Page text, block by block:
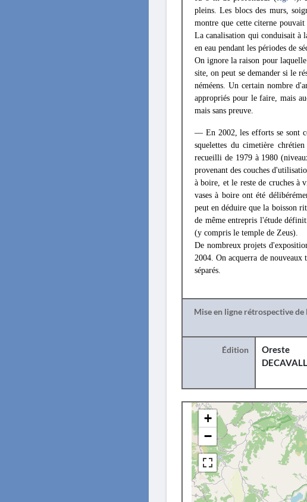
pleins. Les blocs des murs,
montre que cette citerne
La canalisation qui conduisait à
en eau pendant les périodes de
On ignore la raison pour
site, on peut se demander si le
néméens. Un certain nombre
appropriés pour le faire, mais
mais sans preuve.
— En 2002, les efforts se sont
squelettes du cimetière
recueilli de 1979 à 1980
provenant des couches
à boire, et le reste de cruches à
vases à boire ont été
peut en déduire que la boisson
de même entrepris l'étude
(y compris le temple de Zeus).
De nombreux projets
2004. On acquerra de nouveaux
séparés.
Mise en ligne rétrospective
Édition
Oreste
+
−